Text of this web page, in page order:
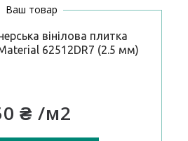
Ваш товар
вінілова плитка
62512DR7 (2.5 мм)
₴/м2